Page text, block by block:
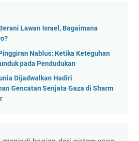
Lawan Israel, Bagaimana
Nablus: Ketika Keteguhan
pada Pendudukan
Dijadwalkan Hadiri
Gencatan Senjata Gaza di Sharm